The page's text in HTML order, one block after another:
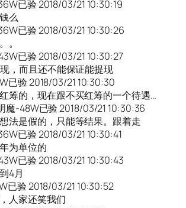
已验 2018/03/21 10:30:19
么
已验 2018/03/21 10:30:26
。
已验 2018/03/21 10:30:27
，而且还不能保证能提现
已验 2018/03/21 10:30:30
筹的，现在跟不买红筹的一个待遇…
魔-48W已验 2018/03/21 10:30:36
法是假的，只能等结果。跟着走
已验 2018/03/21 10:30:41
为单位的
已验 2018/03/21 10:30:43
4月
已验 2018/03/21 10:30:52
人家还笑我们